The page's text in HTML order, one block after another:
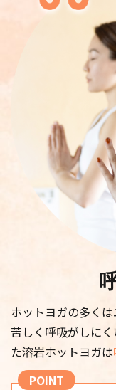
ホットヨガの多く
苦しく呼吸がしに
た溶岩ホットヨガは
POINT
レッスン内容
脚のお悩みに
柔軟性を高め
の疲労回復、
ます。メリハ
目指しましょう
【効果】
O脚改善、下
よる脚全体の
あびこショッ
レッスン強度
レッスン内容
アミーダの溶岩
ム・マイナス